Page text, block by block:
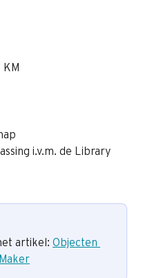
KM
i.v.m. de Library
artikel: Objecten